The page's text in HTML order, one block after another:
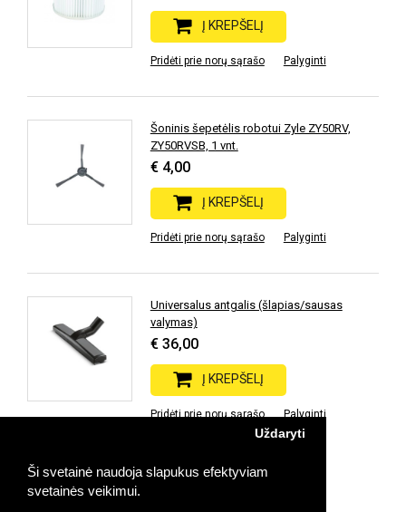
Ši svetainė naudoja slapukus efektyviam
svetainės veikimui.
Uždaryti
Į KREPŠELĮ
Pridėti prie norų sąrašo Palyginti
Šoninis šepetėlis robotui Zyle ZY50RV,
ZY50RVSB, 1 vnt.
€ 4,00
Į KREPŠELĮ
Pridėti prie norų sąrašo Palyginti
Universalus antgalis (šlapias/sausas
valymas)
€ 36,00
Į KREPŠELĮ
Pridėti prie norų sąrašo Palyginti
Prekių: 21 | Rodoma: 1-21 | Puslapių: 1